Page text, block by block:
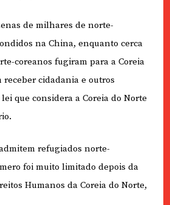
de milhares de norte-
na China, enquanto cerca
coreanos fugiram para a Coreia
receber cidadania e outros
que considera a Coreia do Norte
refugiados norte-
foi muito limitado depois da
Humanos da Coreia do Norte,